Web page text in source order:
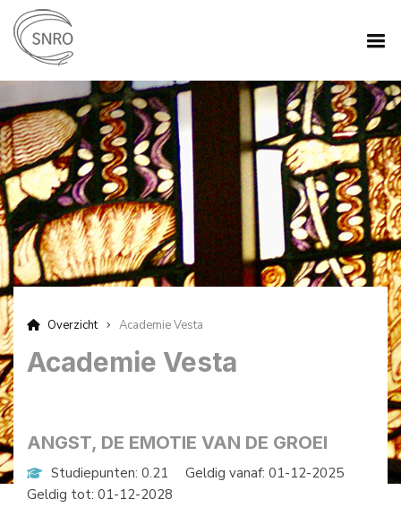
Overzicht Academie Vesta
Academie Vesta
ANGST, DE EMOTIE VAN DE GROEI
Studiepunten: 0.21
Geldig vanaf: 01-12-2025
Geldig tot: 01-12-2028